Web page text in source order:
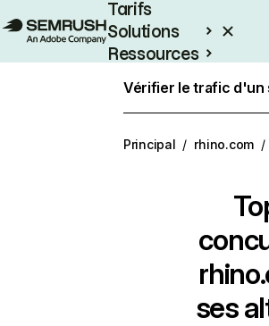
Tarifs
Solutions
Ressources
Vérifier le trafic d'un
Principal / rhino.com /
ses